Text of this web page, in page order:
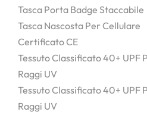
Tasca Porta Badge Staccabile
Tasca Nascosta Per Cellulare
Certificato CE
Tessuto Classificato 40+ UPF
Raggi UV
Tessuto Classificato 40+ UPF
Raggi UV